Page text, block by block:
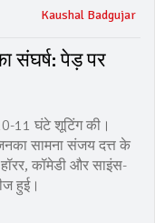
Kaushal Badgujar
संघर्ष: पेड़ पर
11 घंटे शूटिंग की।
सामना संजय दत्त के
कॉमेडी और साइंस-
हुई।